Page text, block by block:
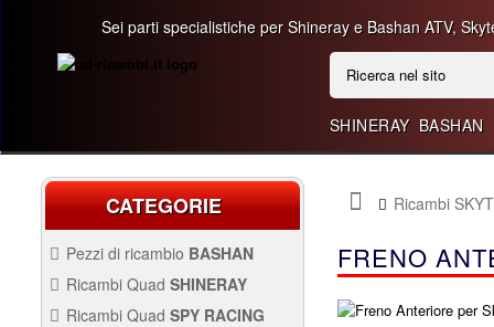
Sei parti specialistiche per Shineray e Bashan ATV,
SHINERAY BASHAN
CATEGORIE
Pezzi di ricambio BASHAN
Ricambi Quad SHINERAY
Ricambi Quad SPY RACING
Ricambi
FRENO